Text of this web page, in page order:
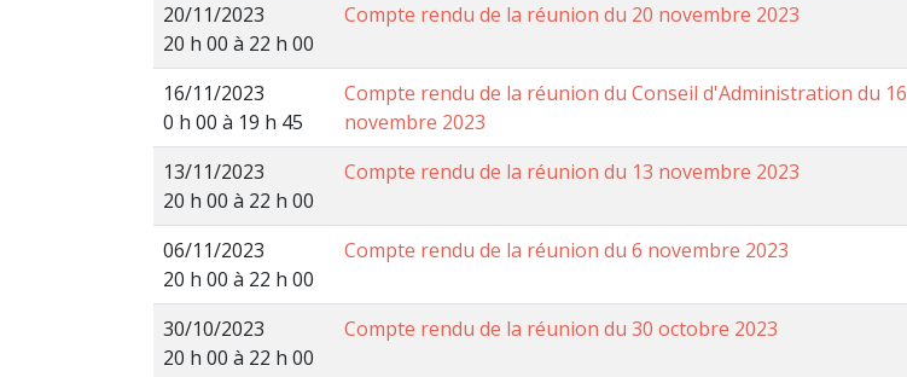
20/11/2023
20 h 00 à 22 h 00
Compte rendu de la réunion du 20 novembre 2023
16/11/2023
0 h 00 à 19 h 45
Compte rendu de la réunion du Conseil d'Administration du 16
novembre 2023
13/11/2023
20 h 00 à 22 h 00
Compte rendu de la réunion du 13 novembre 2023
06/11/2023
20 h 00 à 22 h 00
Compte rendu de la réunion du 6 novembre 2023
30/10/2023
20 h 00 à 22 h 00
Compte rendu de la réunion du 30 octobre 2023